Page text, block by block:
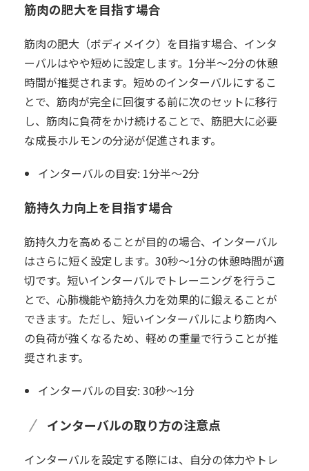
筋肉の肥大を目指す場合
筋肉の肥大（ボディメイク）を目指す場合、インタ
ーバルはやや短めに設定します。1分半～2分の休憩
時間が推奨されます。短めのインターバルにするこ
とで、筋肉が完全に回復する前に次のセットに移行
し、筋肉に負荷をかけ続けることで、筋肥大に必要
な成長ホルモンの分泌が促進されます。
インターバルの目安: 1分半～2分
筋持久力向上を目指す場合
筋持久力を高めることが目的の場合、インターバル
はさらに短く設定します。30秒～1分の休憩時間が適
切です。短いインターバルでトレーニングを行うこ
とで、心肺機能や筋持久力を効果的に鍛えることが
できます。ただし、短いインターバルにより筋肉へ
の負荷が強くなるため、軽めの重量で行うことが推
奨されます。
インターバルの目安: 30秒～1分
インターバルの取り方の注意点
インターバルを設定する際には、自分の体力やトレ